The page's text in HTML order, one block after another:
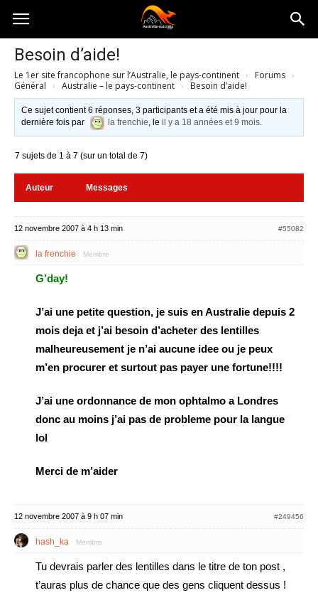
Australia-
australie.com
Besoin d’aide!
Le 1er site francophone sur l’Australie, le pays-continent › Forums ›
Général › Australie – le pays-continent › Besoin d’aide!
Ce sujet contient 6 réponses, 3 participants et a été mis à jour pour la
dernière fois par
la frenchie, leil y a 18 années et 9 mois.
7 sujets de 1 à 7 (sur un total de 7)
Auteur Messages
12 novembre 2007 à 4 h 13 min #55082
la frenchie Membre
G’day!
J’ai une petite question, je suis en Australie depuis 2
mois deja et j’ai besoin d’acheter des lentilles
malheureusement je n’ai aucune idee ou je peux
m’en procurer et surtout pas payer une fortune!!!!
J’ai une ordonnance de mon ophtalmo a Londres
donc au moins j’ai pas de probleme pour la langue
lol
Merci de m’aider
12 novembre 2007 à 9 h 07 min #249456
hash_ka Membre
Tu devrais parler des lentilles dans le titre de ton post ,
t’auras plus de chance que des gens cliquent dessus !